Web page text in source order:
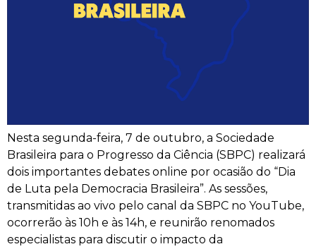
Nesta segunda-feira, 7 de outubro, a Sociedade
Brasileira para o Progresso da Ciência (SBPC) realizará
dois importantes debates online por ocasião do “Dia
de Luta pela Democracia Brasileira”. As sessões,
transmitidas ao vivo pelo canal da SBPC no YouTube,
ocorrerão às 10h e às 14h, e reunirão renomados
especialistas para discutir o impacto da